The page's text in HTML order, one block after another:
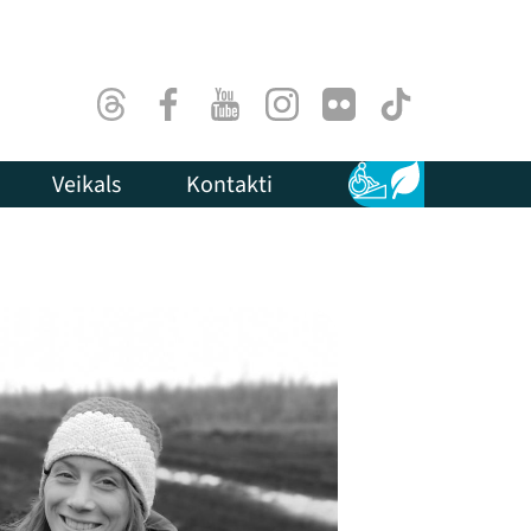
ThreadsFacebookYoutubeInstagram
Flick TikTok
Veikals Kontakti Pieejamība
Ilgtspēja